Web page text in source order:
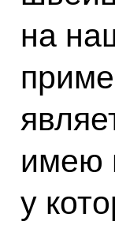
на
имею
у